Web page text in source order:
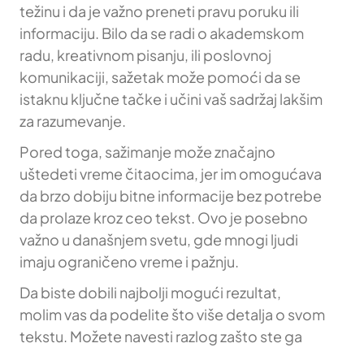
težinu i da je važno preneti pravu poruku ili
informaciju. Bilo da se radi o akademskom
radu, kreativnom pisanju, ili poslovnoj
komunikaciji, sažetak može pomoći da se
istaknu ključne tačke i učini vaš sadržaj lakšim
za razumevanje.
Pored toga, sažimanje može značajno
uštedeti vreme čitaocima, jer im omogućava
da brzo dobiju bitne informacije bez potrebe
da prolaze kroz ceo tekst. Ovo je posebno
važno u današnjem svetu, gde mnogi ljudi
imaju ograničeno vreme i pažnju.
Da biste dobili najbolji mogući rezultat,
molim vas da podelite što više detalja o svom
tekstu. Možete navesti razlog zašto ste ga